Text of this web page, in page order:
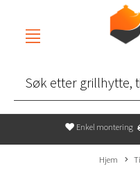
Enkel montering
Hjem